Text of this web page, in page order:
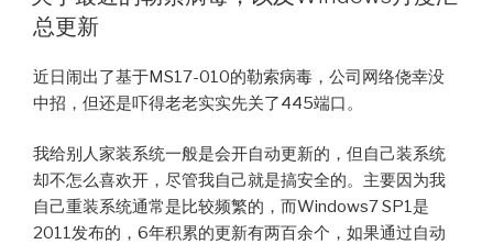
总更新
近日闹出了基于MS17-010的勒索病毒，公司网络侥幸没
中招，但还是吓得老老实实先关了445端口。
我给别人家装系统一般是会开自动更新的，但自己装系统
却不怎么喜欢开，尽管我自己就是搞安全的。主要因为我
自己重装系统通常是比较频繁的，而Windows7 SP1是
2011发布的，6年积累的更新有两百余个，如果通过自动